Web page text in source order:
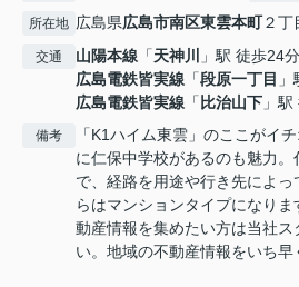
所在地 広島県広島市南区東雲本町２丁
交通 山陽本線 「天神川
」駅 徒歩24分
広島電鉄皆実線 「段原一丁目
広島電鉄皆実線 「 比治山下 」
備考
「K1ハイム東雲」のここがイ
に仁保中学校があるのも魅力
で、経路を用途や行き先によ
らはマンションタイプになり
動産情報を集めたい方は当社ス
い。地域の不動産情報をいち早